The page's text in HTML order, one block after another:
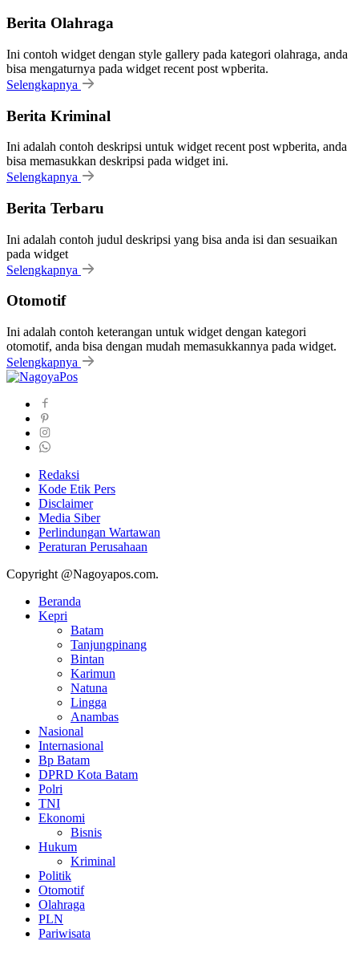
Berita Olahraga
Ini contoh widget dengan style gallery pada kategori olahraga, anda
bisa mengaturnya pada widget recent post wpberita.
Selengkapnya
Berita Kriminal
Ini adalah contoh deskripsi untuk widget recent post wpberita, anda
bisa memasukkan deskripsi pada widget ini.
Selengkapnya
Berita Terbaru
Ini adalah contoh judul deskripsi yang bisa anda isi dan sesuaikan
pada widget
Selengkapnya
Otomotif
Ini adalah contoh keterangan untuk widget dengan kategori
otomotif, anda bisa dengan mudah memasukkannya pada widget.
Selengkapnya
Redaksi
Kode Etik Pers
Disclaimer
Media Siber
Perlindungan Wartawan
Peraturan Perusahaan
Copyright @Nagoyapos.com.
Beranda
Kepri
Batam
Tanjungpinang
Bintan
Karimun
Natuna
Lingga
Anambas
Nasional
Internasional
Bp Batam
DPRD Kota Batam
Polri
TNI
Ekonomi
Bisnis
Hukum
Kriminal
Politik
Otomotif
Olahraga
PLN
Pariwisata